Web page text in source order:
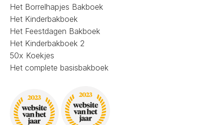
Het Borrelhapjes Bakboek
Het Kinderbakboek
Het Feestdagen Bakboek
Het Kinderbakboek 2
50x Koekjes
Het complete basisbakboek